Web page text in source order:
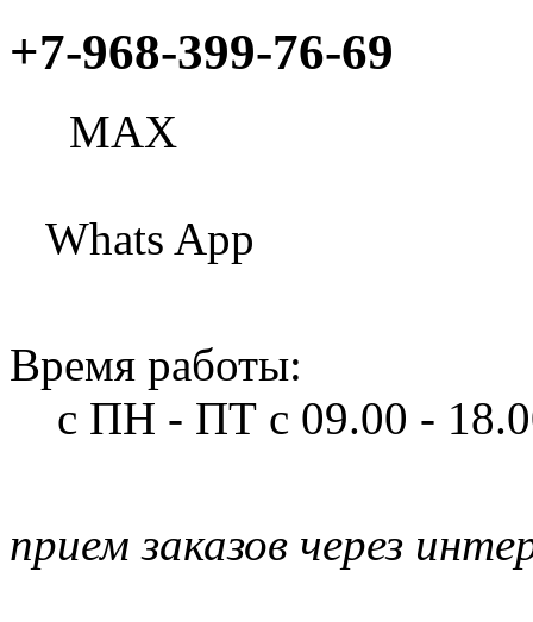
+7-968-399-76-69
МАХ
Whats App
Время работы:
с ПН - ПТ с 09.00 -
прием заказов через